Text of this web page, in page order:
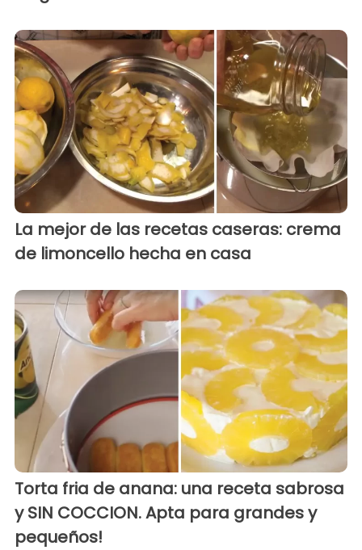
La mejor de las recetas caseras: crema
de limoncello hecha en casa
Torta fria de anana: una receta sabrosa
y SIN COCCION. Apta para grandes y
pequeños!